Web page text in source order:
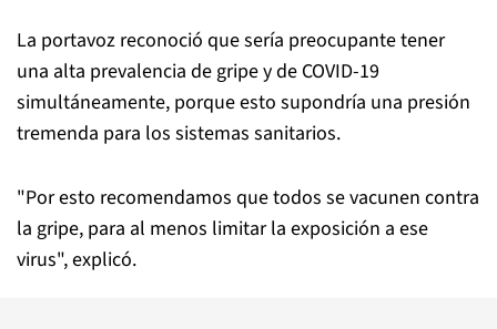
La portavoz reconoció que sería preocupante tener
una alta prevalencia de gripe y de COVID-19
simultáneamente, porque esto supondría una presión
tremenda para los sistemas sanitarios.
"Por esto recomendamos que todos se vacunen contra
la gripe, para al menos limitar la exposición a ese
virus", explicó.